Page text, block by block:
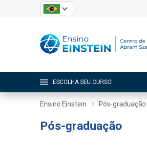
ESCOLHA SEU CURSO
Ensino Einstein Pós-graduação
Pós-graduação